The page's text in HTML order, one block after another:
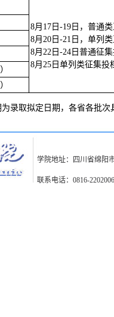
8月17日-19日，普通
8月20日-21日，单列
8月22日-24日普通征
8月25日单列类征集投
日期，各省各批次具体
学院地址：四川省绵阳
联系电话：0816-